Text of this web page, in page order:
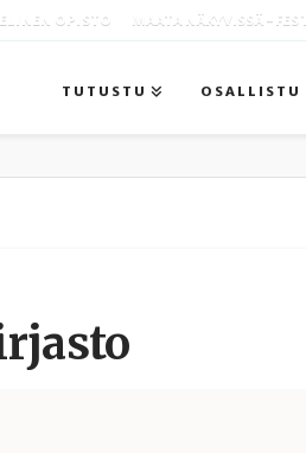
OPISTO MAATA NÄKYVISSÄ -
TUTUSTU OSALLISTU